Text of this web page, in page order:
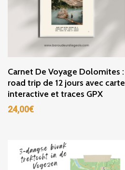
Ajouter Au Panier
Carnet De Voyage Dolomites :
road trip de 12 jours avec carte
interactive et traces GPX
24,00€